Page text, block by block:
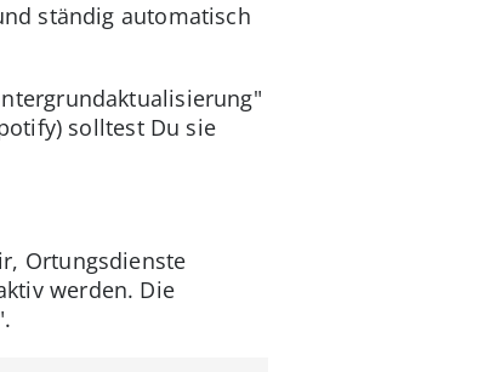
ständig automatisch
solltest Du sie
Ortungsdienste
werden. Die